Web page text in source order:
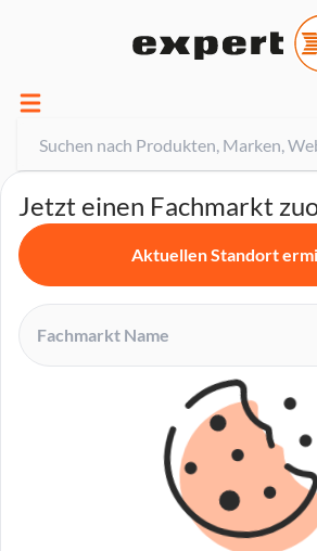
Jetzt einen Fachmarkt
Aktuellen Standort